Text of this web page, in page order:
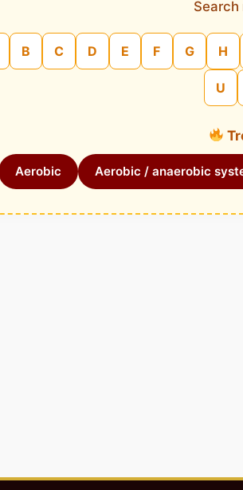
B C D E F G H
U
Aerobic Aerobic / anaerobic